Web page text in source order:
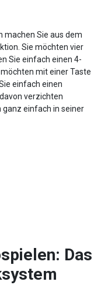
machen Sie aus dem
Sie möchten vier
Sie einfach einen 4-
mit einer Taste
einfach einen
verzichten
ganz einfach in seiner
Das